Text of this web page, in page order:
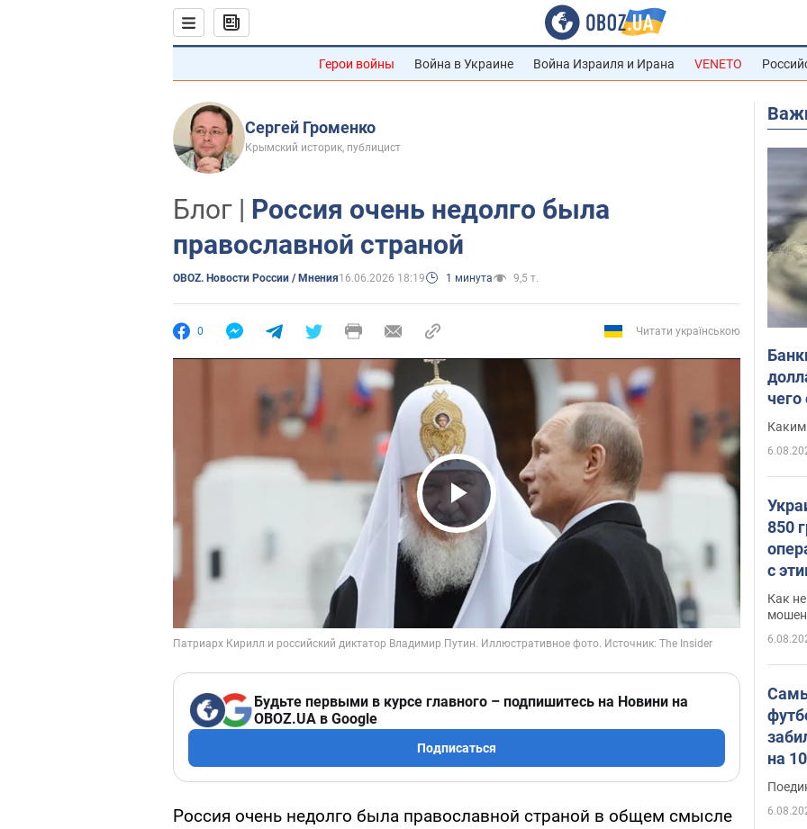
Герои войны Война в Украине Война Израиля и Ирана VENETO
Сергей Громенко
Крымский историк, публицист
Блог | Россия очень недолго была
православной страной
OBOZ. Новости России / Мнения16.06.2026 18:19 1 минута 9,5 т.
0 Читати українською
Play Video
Будьте первыми в курсе главного – подпишитесь на Новини на
OBOZ.UA в Google
Подписаться
Россия очень недолго была православной страной в общем смысле
Каким
850
с
Как
на